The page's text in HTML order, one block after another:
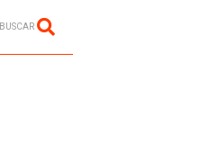
BUSCAR